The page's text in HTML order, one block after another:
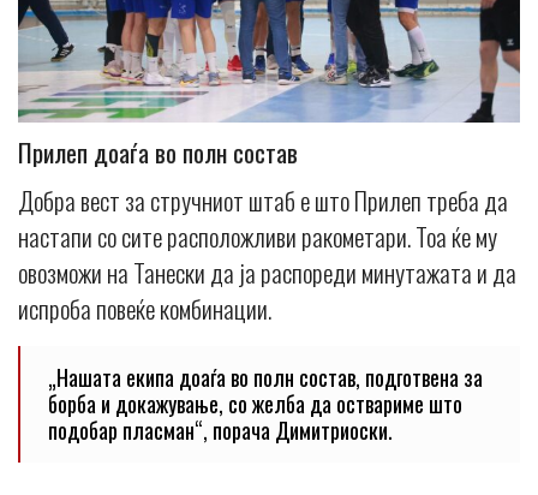
Прилеп доаѓа во полн состав
Добра вест за стручниот штаб е што Прилеп треба да
настапи со сите расположливи ракометари. Тоа ќе му
овозможи на Танески да ја распореди минутажата и да
испроба повеќе комбинации.
„Нашата екипа доаѓа во полн состав, подготвена за
борба и докажување, со желба да оствариме што
подобар пласман“, порача Димитриоски.